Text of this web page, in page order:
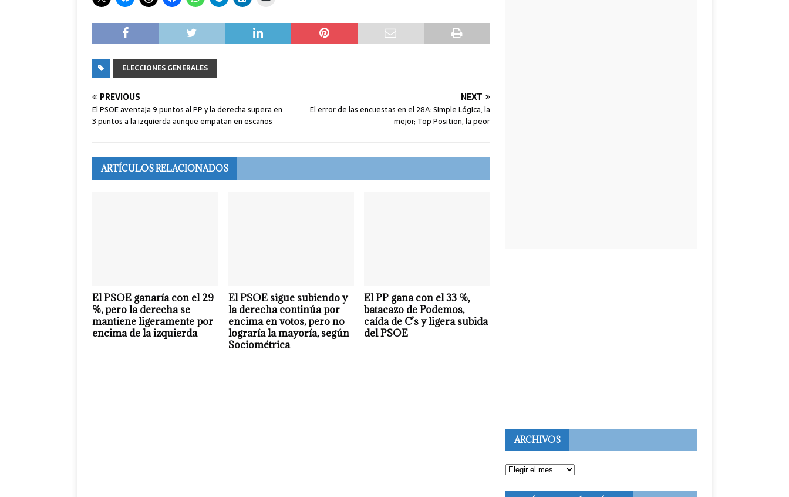
ELECCIONES GENERALES
PREVIOUS
El PSOE aventaja 9 puntos al PP y la derecha supera en
3 puntos a la izquierda aunque empatan en escaños
NEXT
El error de las encuestas en el 28A: Simple Lógica, la
mejor; Top Position, la peor
ARTÍCULOS RELACIONADOS
El PSOE ganaría con el 29
%, pero la derecha se
mantiene ligeramente por
encima de la izquierda
El PSOE sigue subiendo y
la derecha continúa por
encima en votos, pero no
lograría la mayoría, según
Sociométrica
El PP gana con el 33 %,
batacazo de Podemos,
caída de C’s y ligera subida
del PSOE
ARCHIVOS